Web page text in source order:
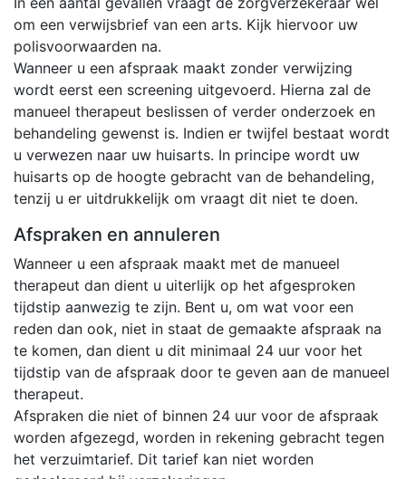
om een verwijsbrief van een arts. Kijk hiervoor uw
polisvoorwaarden na.
Wanneer u een afspraak maakt zonder verwijzing
wordt eerst een screening uitgevoerd. Hierna zal de
manueel therapeut beslissen of verder onderzoek en
behandeling gewenst is. Indien er twijfel bestaat wordt
u verwezen naar uw huisarts. In principe wordt uw
huisarts op de hoogte gebracht van de behandeling,
tenzij u er uitdrukkelijk om vraagt dit niet te doen.
Afspraken en annuleren
Wanneer u een afspraak maakt met de manueel
therapeut dan dient u uiterlijk op het afgesproken
tijdstip aanwezig te zijn. Bent u, om wat voor een
reden dan ook, niet in staat de gemaakte afspraak na
te komen, dan dient u dit minimaal 24 uur voor het
tijdstip van de afspraak door te geven aan de manueel
therapeut.
Afspraken die niet of binnen 24 uur voor de afspraak
worden afgezegd, worden in rekening gebracht tegen
het verzuimtarief. Dit tarief kan niet worden